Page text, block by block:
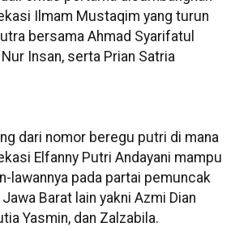
Ilmam Mustaqim yang turun
bersama Ahmad Syarifatul
Insan, serta Prian Satria
dari nomor beregu putri di mana
Elfanny Putri Andayani mampu
lawannya pada partai pemuncak
Barat lain yakni Azmi Dian
Yasmin, dan Zalzabila.